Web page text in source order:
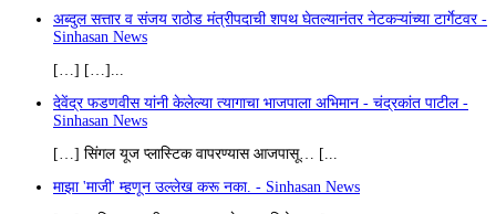
अब्दुल सत्तार व संजय राठोड मंत्रीपदाची शपथ घेतल्यानंतर नेटकऱ्यांच्या टार्गेटवर -
Sinhasan News
[…] […]...
देवेंद्र फडणवीस यांनी केलेल्या त्यागाचा भाजपाला अभिमान - चंद्रकांत पाटील -
Sinhasan News
[…] सिंगल यूज प्लास्टिक वापरण्यास आजपासू… [...
माझा 'माजी' म्हणून उल्लेख करू नका. - Sinhasan News